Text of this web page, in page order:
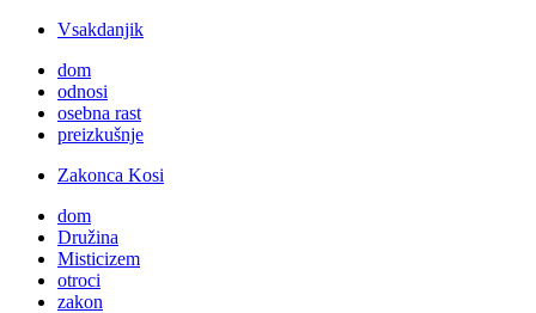
Vsakdanjik
dom
odnosi
osebna rast
preizkušnje
Zakonca Kosi
dom
Družina
Misticizem
otroci
zakon